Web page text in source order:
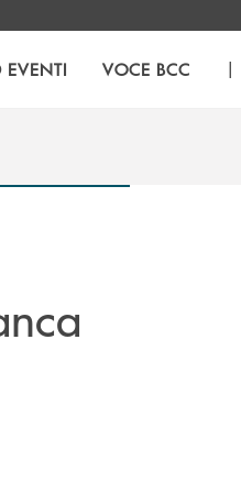
EVENTI VOCE BCC |
for Privatidropdown for Soci